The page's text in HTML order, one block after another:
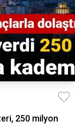
250 milyon